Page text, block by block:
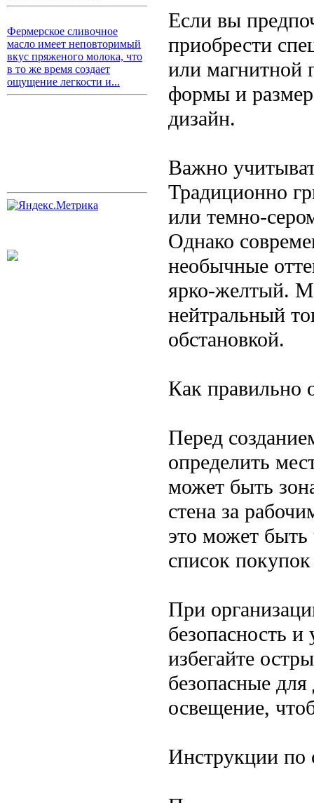
Фермерское сливочное
масло имеет неповторимый
вкус пряженого молока, что
в то же время создает
ощущение легкости и...
Если вы
приобрести
или магнитной
формы и
дизайн.
Важно
Традиционно
или темно-
Однако
необычные
ярко-желтый.
нейтральный
обстановкой.
Как правильно
Перед
определить
может быть
стена за
это может быть
список
При
безопасность
избегайте
безопасные
освещение,
Инструкции по